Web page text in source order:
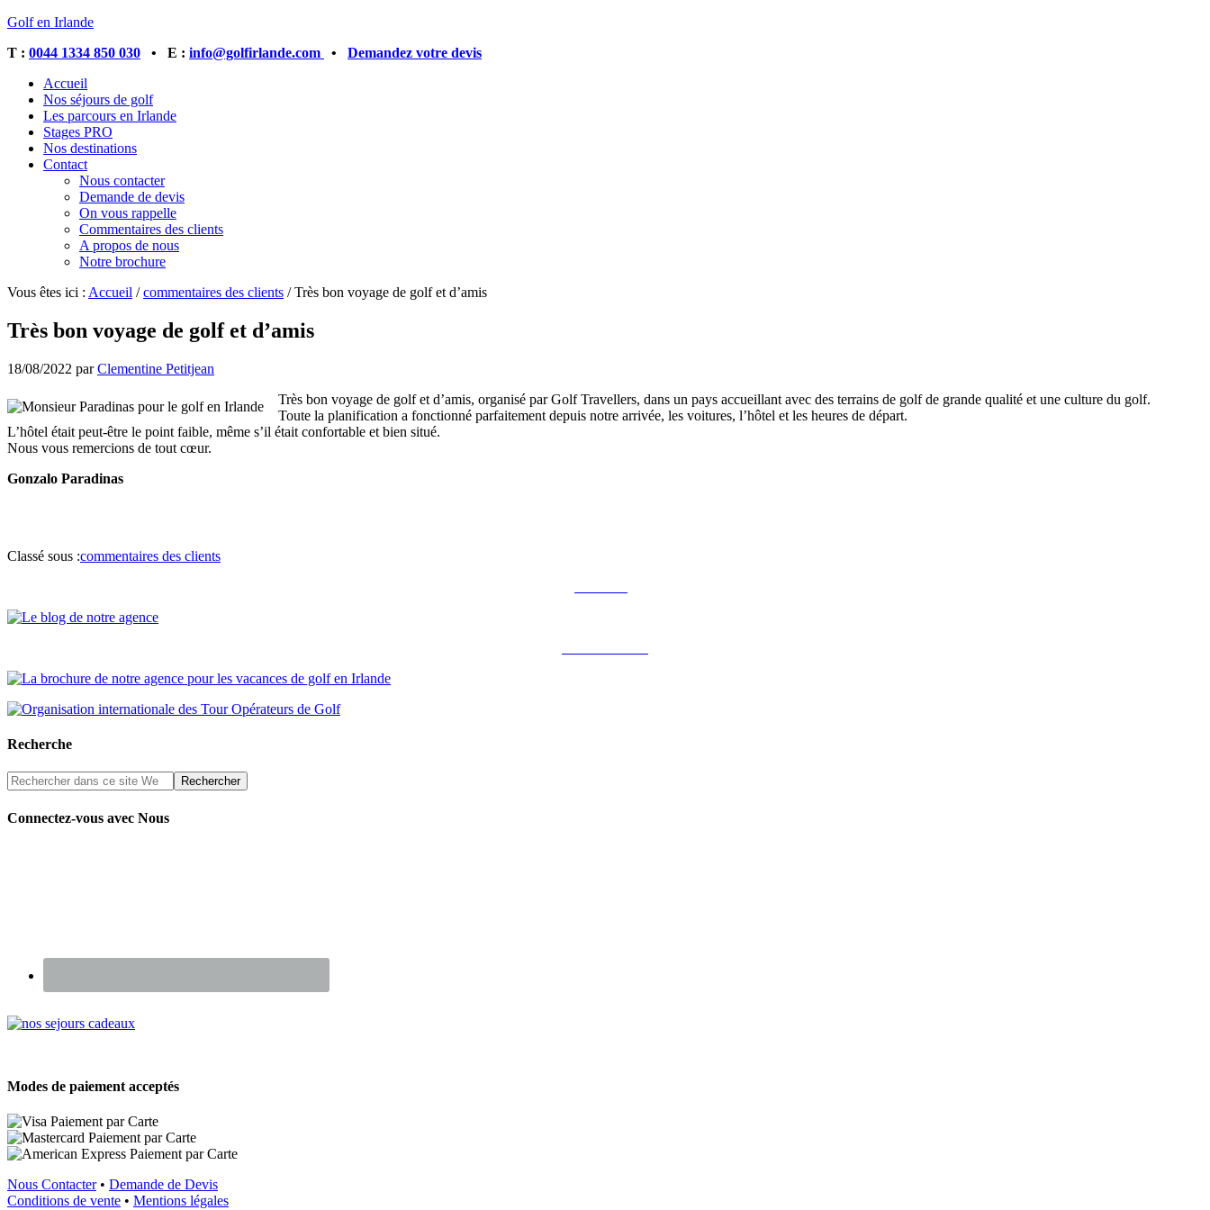
Golf en Irlande
T : 0044 1334 850 030 • E : info@golfirlande.com • Demandez votre devis
Accueil
Nos séjours de golf
Les parcours en Irlande
Stages PRO
Nos destinations
Contact
Nous contacter
Demande de devis
On vous rappelle
Commentaires des clients
A propos de nous
Notre brochure
Vous êtes ici : Accueil / commentaires des clients /Très bon voyage de golf et d’amis
Très bon voyage de golf et d’amis
18/08/2022 parClementine Petitjean
Très bon voyage de golf et d’amis, organisé par Golf Travellers, dans un pays accueillant avec des terrains de golf de grande qualité et une culture du golf.
Toute la planification a fonctionné parfaitement depuis notre arrivée, les voitures, l’hôtel et les heures de départ.
L’hôtel était peut-être le point faible, même s’il était confortable et bien situé.
Nous vous remercions de tout cœur.
Gonzalo Paradinas
Classé sous :commentaires des clients
Recherche
Connectez-vous avec Nous
Modes de paiement acceptés
Nous Contacter• Demande de Devis
Conditions de vente • Mentions légales